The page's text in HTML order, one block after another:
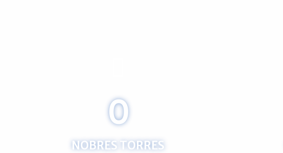
0
NOBRES TORRES